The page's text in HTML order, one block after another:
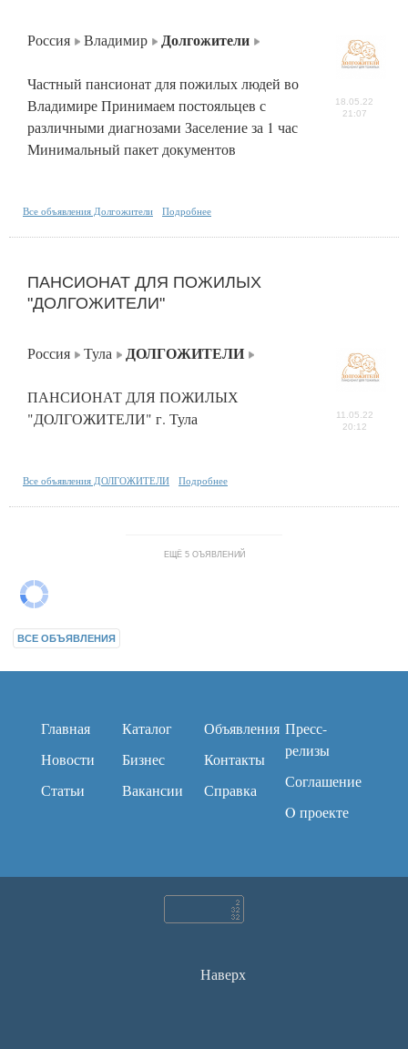
Россия Владимир Долгожители
Частный пансионат для пожилых людей во
Владимире Принимаем постояльцев с
различными диагнозами Заселение за 1 час
Минимальный пакет документов
18.05.22
21:07
Все объявления Долгожители Подробнее
ПАНСИОНАТ ДЛЯ ПОЖИЛЫХ
"ДОЛГОЖИТЕЛИ"
Россия Тула ДОЛГОЖИТЕЛИ
ПАНСИОНАТ ДЛЯ ПОЖИЛЫХ
"ДОЛГОЖИТЕЛИ" г. Тула
11.05.22
20:12
Все объявления ДОЛГОЖИТЕЛИ Подробнее
ЕЩЁ 5 ОЪЯВЛЕНИЙ
ВСЕ ОБЪЯВЛЕНИЯ
Главная
Новости
Статьи
Каталог
Бизнес
Вакансии
Объявления
Контакты
Справка
Пресс-
релизы
Соглашение
O проекте
Наверх